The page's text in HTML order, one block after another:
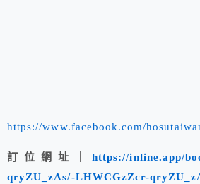
https://www.facebook.com/
訂位網址｜https://inline.app/
qryZU_zAs/-LHWCGzZcr-